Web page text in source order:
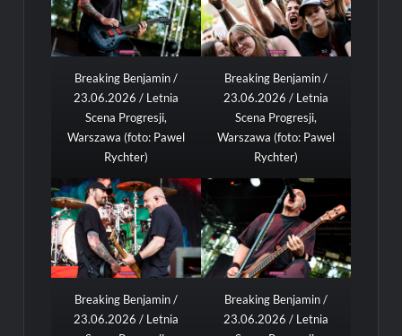
Breaking Benjamin /
23.06.2026 / Letnia
Scena Progresji,
Warszawa (foto: Pawel
Rychter)
Breaking Benjamin /
23.06.2026 / Letnia
Scena Progresji,
Warszawa (foto: Pawel
Rychter)
Breaking Benjamin /
23.06.2026 / Letnia
Breaking Benjamin /
23.06.2026 / Letnia